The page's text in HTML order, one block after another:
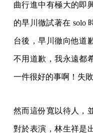
曲行進中有極大的即
的早川徹試著在 solo
台後，早川徹向他道
不用道歉，我永遠都
一件很好的事啊！失
然而這份寬以待人，
對於表演，林生祥是